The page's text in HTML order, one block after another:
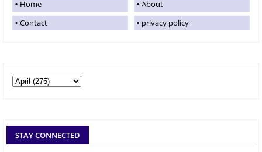
Home
About
Contact
privacy policy
STAY CONNECTED